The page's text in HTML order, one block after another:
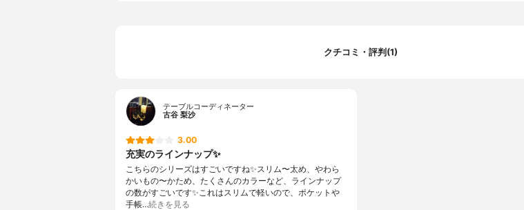
クチコミ・評判(1)
テーブルコーディネーター
古谷 梨沙
3.00
充実のラインナップ✨
こちらのシリーズはすごいですね✨スリム〜太め、やわら
かいもの〜かため、たくさんのカラーなど、ラインナップ
の数がすごいです✨これはスリムで軽いので、ポケットや
手帳…続きを見る